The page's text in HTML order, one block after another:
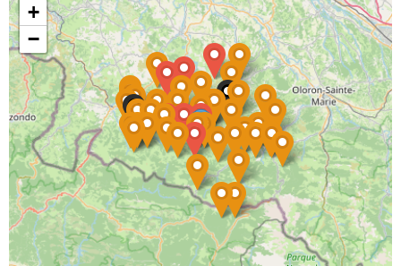
Inondations
et/ou
Coulées de
Boue
06/11/1982 10/11/1982 5 j Oui
+
−